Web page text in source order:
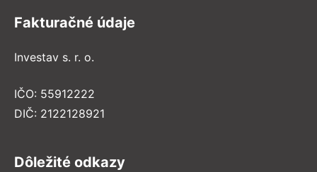
Fakturačné údaje
Investav s. r. o.
IČO: 55912222
DIČ: 2122128921
Dôležité odkazy